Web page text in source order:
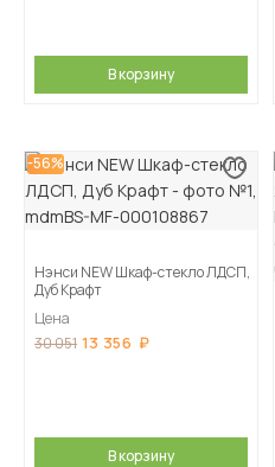
В корзину
-56%
Нэнси NEW Шкаф-стекло ЛДСП,
Дуб Крафт
Цена
30 051 13 356
В корзину